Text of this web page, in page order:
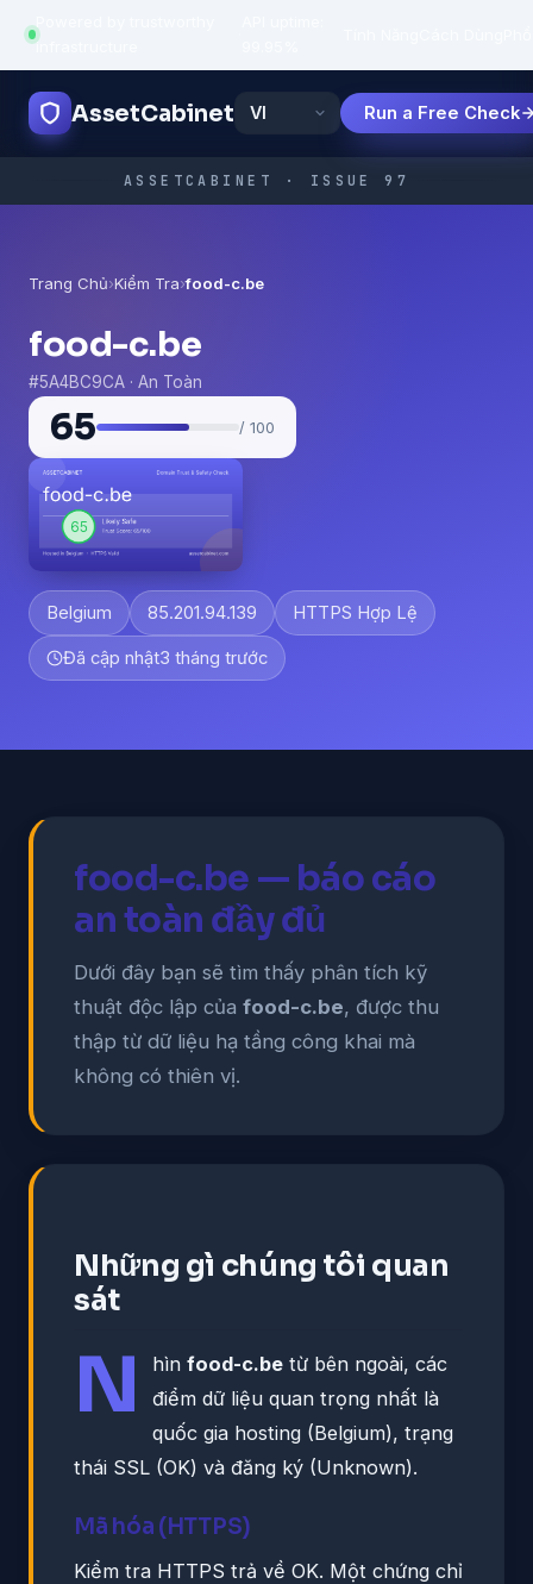
infrastructure
AssetCabinet Run a Free Check
ASSETCABINET · ISSUE 97
Trang Chủ›Kiểm Tra›food-c.be
food-c.be
#5A4BC9CA · An Toàn
65 / 100
Belgium 85.201.94.139 HTTPS Hợp Lệ
Đã cập nhật3 tháng trước
food-c.be — báo cáo
an toàn đầy đủ
Dưới đây bạn sẽ tìm thấy phân tích kỹ
thuật độc lập của food-c.be, được thu
thập từ dữ liệu hạ tầng công khai mà
không có thiên vị.
Những gì chúng tôi quan
sát
N hìn food-c.be từ bên ngoài, các
điểm dữ liệu quan trọng nhất là
quốc gia hosting (Belgium), trạng
thái SSL (OK) và đăng ký (Unknown).
Mã hóa (HTTPS)
Kiểm tra HTTPS trả về OK. Một chứng chỉ